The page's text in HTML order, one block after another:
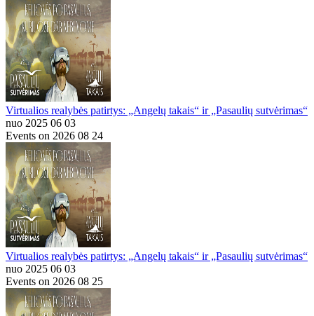
Virtualios realybės patirtys: „Angelų takais“ ir „Pasaulių sutvėrimas“
nuo 2025 06 03
Events on 2026 08 24
Virtualios realybės patirtys: „Angelų takais“ ir „Pasaulių sutvėrimas“
nuo 2025 06 03
Events on 2026 08 25